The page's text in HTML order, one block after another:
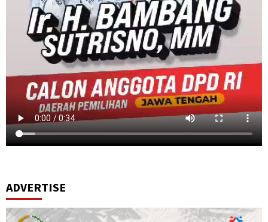
ADVERTISE